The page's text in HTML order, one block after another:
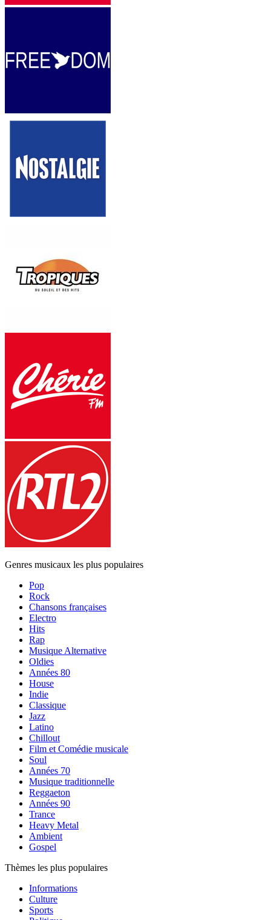
Genres musicaux les plus populaires
Pop
Rock
Chansons françaises
Electro
Hits
Rap
Musique Alternative
Oldies
Années 80
House
Indie
Classique
Jazz
Latino
Chillout
Film et Comédie musicale
Soul
Années 70
Musique traditionnelle
Reggaeton
Années 90
Trance
Heavy Metal
Ambient
Gospel
Thèmes les plus populaires
Informations
Culture
Sports